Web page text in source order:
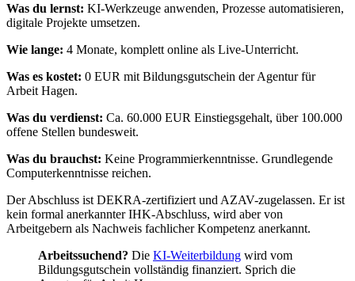
Was du lernst: KI-Werkzeuge anwenden, Prozesse automatisieren,
digitale Projekte umsetzen.
Wie lange: 4 Monate, komplett online als Live-Unterricht.
Was es kostet: 0 EUR mit Bildungsgutschein der Agentur für
Arbeit Hagen.
Was du verdienst: Ca. 60.000 EUR Einstiegsgehalt, über 100.000
offene Stellen bundesweit.
Was du brauchst: Keine Programmierkenntnisse. Grundlegende
Computerkenntnisse reichen.
Der Abschluss ist DEKRA-zertifiziert und AZAV-zugelassen. Er ist
kein formal anerkannter IHK-Abschluss, wird aber von
Arbeitgebern als Nachweis fachlicher Kompetenz anerkannt.
Arbeitssuchend? Die KI-Weiterbildung wird vom
Bildungsgutschein vollständig finanziert. Sprich die